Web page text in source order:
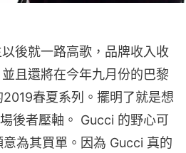
後就一路高歌，品牌收入收
且還將在今年九月份的巴黎
春夏系列。擺明了就是想
後者壓軸。 Gucci 的野心可
為其買單。因為 Gucci 真的